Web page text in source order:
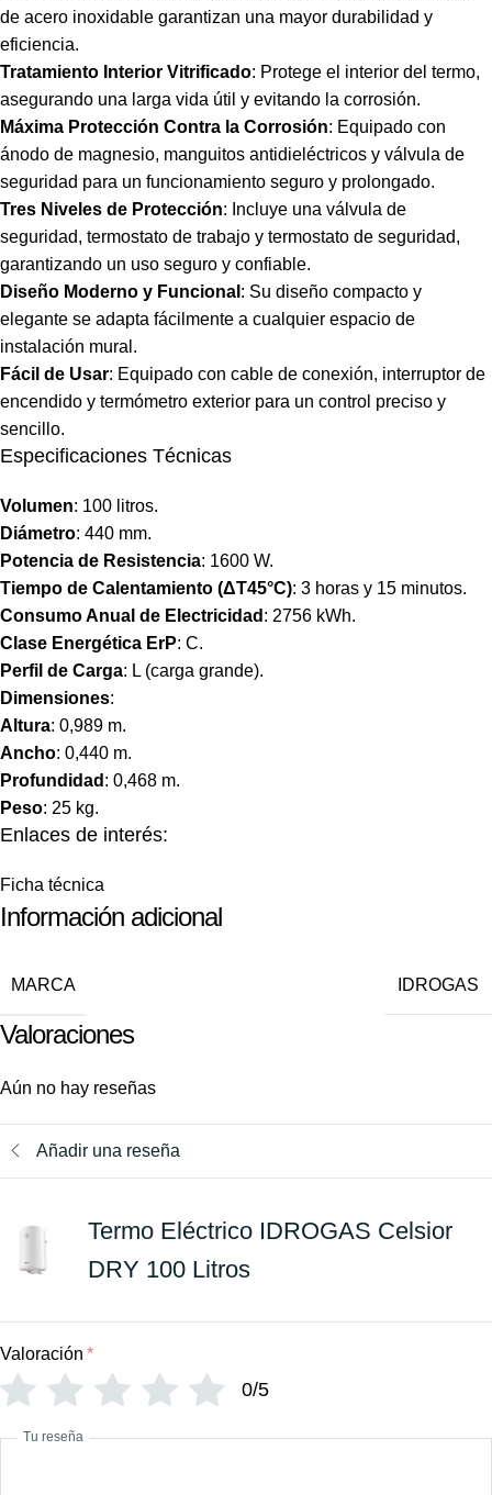
de acero inoxidable garantizan una mayor durabilidad y
eficiencia.
Tratamiento Interior Vitrificado: Protege el interior del termo,
asegurando una larga vida útil y evitando la corrosión.
Máxima Protección Contra la Corrosión: Equipado con
ánodo de magnesio, manguitos antidieléctricos y válvula de
seguridad para un funcionamiento seguro y prolongado.
Tres Niveles de Protección: Incluye una válvula de
seguridad, termostato de trabajo y termostato de seguridad,
garantizando un uso seguro y confiable.
Diseño Moderno y Funcional : Su diseño compacto y
elegante se adapta fácilmente a cualquier espacio de
instalación mural.
Fácil de Usar: Equipado con cable de conexión, interruptor de
encendido y termómetro exterior para un control preciso y
sencillo.
Especificaciones Técnicas
Volumen: 100 litros.
Diámetro: 440 mm.
Potencia de Resistencia: 1600 W.
Tiempo de Calentamiento (ΔT45°C): 3 horas y 15 minutos.
Consumo Anual de Electricidad : 2756 kWh.
Clase Energética ErP: C.
Perfil de Carga: L (carga grande).
Dimensiones:
Altura: 0,989 m.
Ancho: 0,440 m.
Profundidad : 0,468 m.
Peso: 25 kg.
Enlaces de interés:
Ficha técnica
Información adicional
MARCA IDROGAS
Valoraciones
Aún no hay reseñas
Añadir una reseña
Termo Eléctrico IDROGAS Celsior
DRY 100 Litros
Valoración *
0/5
Tu reseña